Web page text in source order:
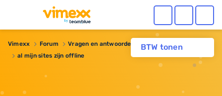
BTW tonen
Vimexx Forum Vragen en antwoorden
Domeinnaam
al mijn sites zijn offline